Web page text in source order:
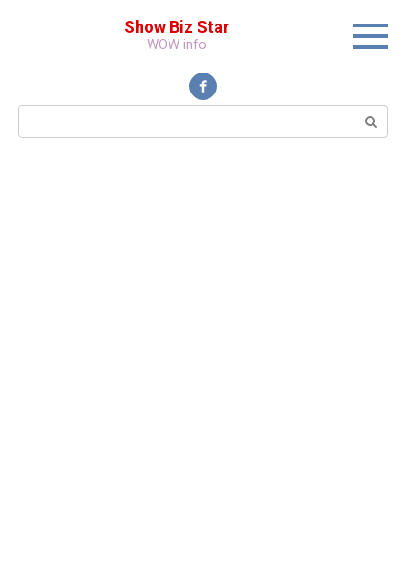
Show Biz Star
WOW info
Поиск: